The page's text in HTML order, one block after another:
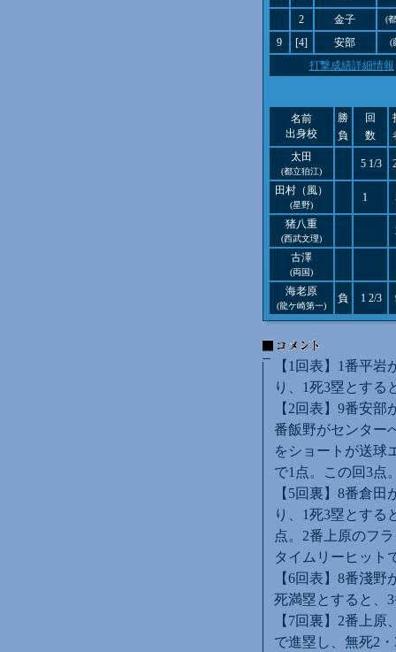
2 金子 (
9 [4] 安部 (
打撃成績詳細情報
名前
出身校
勝
負
回
数
太田
(都立狛江)
5 1/3
田村（風）
(星野)
1
猪八重
(西武文理)
古澤
(両国)
海老原
(龍ケ崎第一)
負 1 2/3
【1回表】1番平
り、1死3塁とする
【2回表】9番安
番飯野がセンター
をショートが送球
で1点。この回3点
【5回裏】8番倉
り、1死3塁とする
点。2番上原のフ
タイムリーヒット
【6回表】8番淺
死満塁とすると、
【7回裏】2番上
で進塁し、無死2